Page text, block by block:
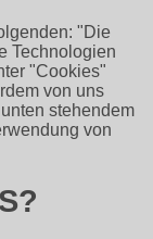
"Die
Technologien
"Cookies"
von uns
stehendem
von